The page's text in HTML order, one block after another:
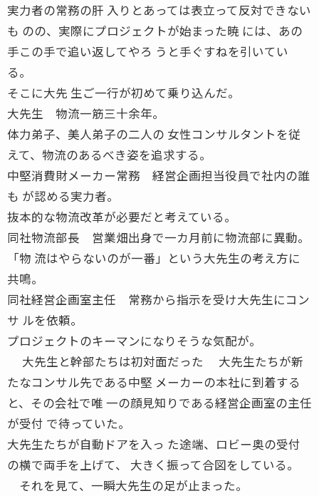
実力者の常務の肝 入りとあっては表立って反対できない
も のの、実際にプロジェクトが始まった暁 には、あの
手この手で追い返してやろ うと手ぐすねを引いてい
る。
そこに大先 生ご一行が初めて乗り込んだ。
大先生 物流一筋三十余年。
体力弟子、美人弟子の二人の 女性コンサルタントを従
えて、物流のあるべき姿を追求する。
中堅消費財メーカー常務 経営企画担当役員で社内の誰
も が認める実力者。
抜本的な物流改革が必要だと考えている。
同社物流部長 営業畑出身で一カ月前に物流部に異動。
「物 流はやらないのが一番」という大先生の考え方に
共鳴。
同社経営企画室主任 常務から指示を受け大先生にコン
サ ルを依頼。
プロジェクトのキーマンになりそうな気配が。
大先生と幹部たちは初対面だった 大先生たちが新
たなコンサル先である中堅 メーカーの本社に到着する
と、その会社で唯 一の顔見知りである経営企画室の主任
が受付 で待っていた。
大先生たちが自動ドアを入っ た途端、ロビー奥の受付
の横で両手を上げて、 大きく振って合図をしている。
それを見て、一瞬大先生の足が止まった。